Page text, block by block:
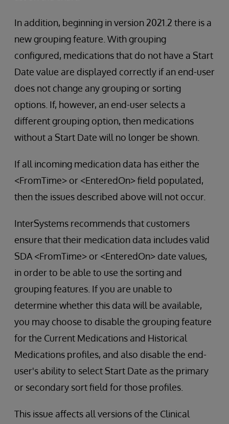
In addition, beginning in version 2021.2 there is a
new grouping feature. With grouping
configured, medications that do not have a Start
Date value are displayed correctly if an end-user
does not change any grouping or sorting
options. If, however, an end-user selects a
different grouping option, then medications
without a Start Date will no longer be shown.
If all incoming medication data has either the
<FromTime> or <EnteredOn> field populated,
then the issues described above will not occur.
InterSystems recommends that customers
ensure that their medication data includes valid
SDA <FromTime> or <EnteredOn> date values,
in order to be able to use the sorting and
grouping features. If you are unable to
determine whether this data will be available,
you may choose to disable the grouping feature
for the Current Medications and Historical
Medications profiles, and also disable the end-
user's ability to select Start Date as the primary
or secondary sort field for those profiles.
This issue affects all versions of the Clinical